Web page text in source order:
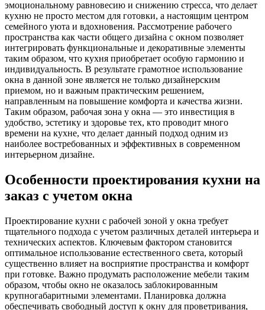
эмоциональному равновесию и снижению стресса, что делает
кухню не просто местом для готовки, а настоящим центром
семейного уюта и вдохновения. Рассмотрение рабочего
пространства как части общего дизайна с окном позволяет
интегрировать функциональные и декоративные элементы
таким образом, что кухня приобретает особую гармонию и
индивидуальность. В результате грамотное использование
окна в данной зоне является не только дизайнерским
приемом, но и важным практическим решением,
направленным на повышение комфорта и качества жизни.
Таким образом, рабочая зона у окна — это инвестиция в
удобство, эстетику и здоровье тех, кто проводит много
времени на кухне, что делает данный подход одним из
наиболее востребованных и эффективных в современном
интерьерном дизайне.
Особенности проектирования кухни на
заказ с учетом окна
Проектирование кухни с рабочей зоной у окна требует
тщательного подхода с учетом различных деталей интерьера и
технических аспектов. Ключевым фактором становится
оптимальное использование естественного света, который
существенно влияет на восприятие пространства и комфорт
при готовке. Важно продумать расположение мебели таким
образом, чтобы окно не оказалось заблокированным
крупногабаритными элементами. Планировка должна
обеспечивать свободный доступ к окну для проветривания,